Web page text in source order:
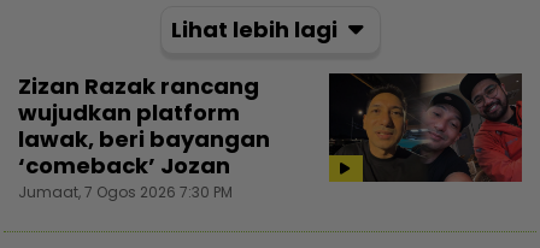
Lihat lebih lagi
Zizan Razak rancang
wujudkan platform
lawak, beri bayangan
‘comeback’ Jozan
Jumaat, 7 Ogos 2026 7:30 PM